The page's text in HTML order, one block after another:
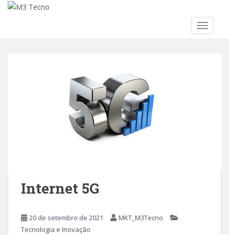
Internet 5G
20 de setembro de 2021
MKT_M3Tecno
Tecnologia e Inovação